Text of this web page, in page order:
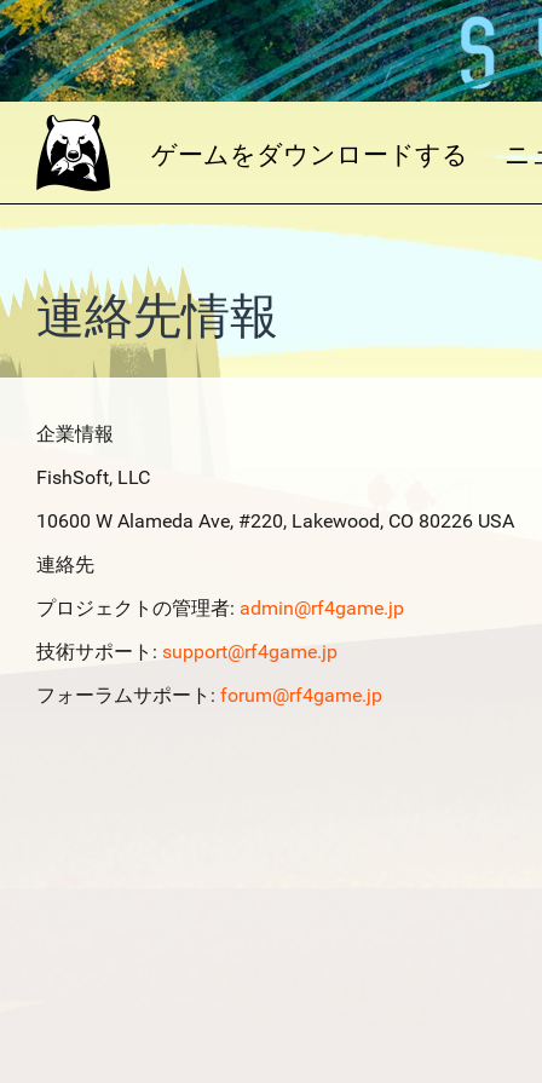
ゲームをダウンロードする ニ
連絡先情報
企業情報
FishSoft, LLC
10600 W Alameda Ave, #220, Lakewood, CO 80226 USA
連絡先
プロジェクトの管理者: admin@rf4game.jp
技術サポート: support@rf4game.jp
フォーラムサポート: forum@rf4game.jp